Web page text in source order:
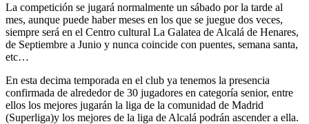
La competición se jugará normalmente un sábado por la tarde al
mes, aunque puede haber meses en los que se juegue dos veces,
siempre será en el Centro cultural La Galatea de Alcalá de Henares,
de Septiembre a Junio y nunca coincide con puentes, semana santa,
etc…
En esta decima temporada en el club ya tenemos la presencia
confirmada de alrededor de 30 jugadores en categoría senior, entre
ellos los mejores jugarán la liga de la comunidad de Madrid
(Superliga)y los mejores de la liga de Alcalá podrán ascender a ella.